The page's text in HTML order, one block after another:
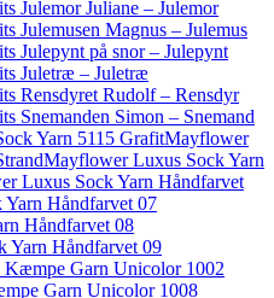
Julemor Juliane – Julemor
Julemusen Magnus – Julemus
Julepynt på snor – Julepynt
Juletræ – Juletræ
Rensdyret Rudolf – Rensdyr
Snemanden Simon – Snemand
Yarn 5115 GrafitMayflower
Mayflower Luxus Sock Yarn
Luxus Sock Yarn Håndfarvet
Håndfarvet 07
Håndfarvet 08
Yarn Håndfarvet 09
Garn Unicolor 1002
Garn Unicolor 1008